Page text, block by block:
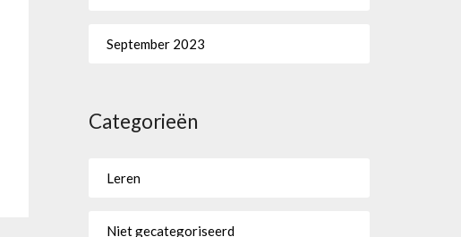
September 2023
Categorieën
Leren
Niet gecategoriseerd